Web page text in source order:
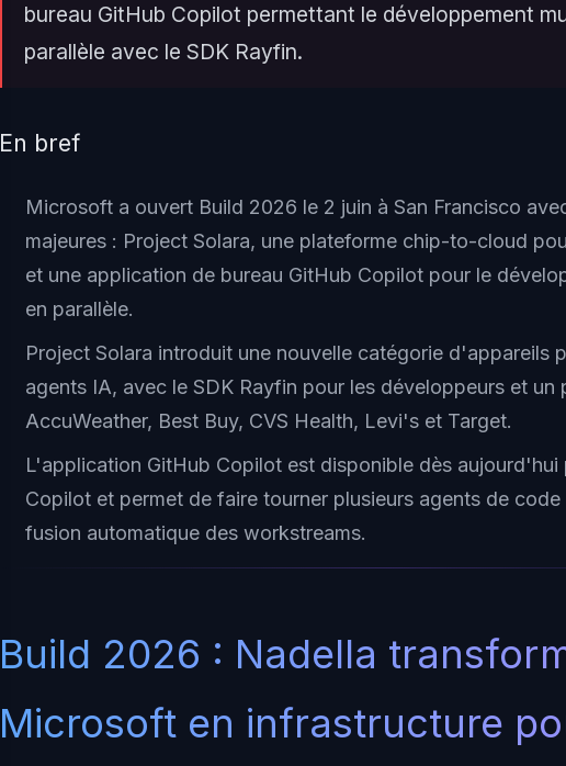
bureau GitHub Copilot permettant le développement
parallèle avec le SDK Rayfin.
En bref
Microsoft a ouvert Build 2026 le 2 juin à San Francisco
majeures : Project Solara, une plateforme chip-to-cloud
et une application de bureau GitHub Copilot pour le
en parallèle.
Project Solara introduit une nouvelle catégorie d'appareils
agents IA, avec le SDK Rayfin pour les développeurs et un
AccuWeather, Best Buy, CVS Health, Levi's et Target.
L'application GitHub Copilot est disponible dès aujourd'hui
Copilot et permet de faire tourner plusieurs agents de
fusion automatique des workstreams.
Build 2026 : Nadella
Microsoft en infrastructure